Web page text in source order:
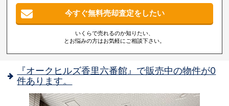
今すぐ無料売却査定をしたい
いくらで売れるのか知りたい、
とお悩みの方はお気軽にご相談下さい。
『オークヒルズ香里六番館』で販売中の物件が0
件あります。